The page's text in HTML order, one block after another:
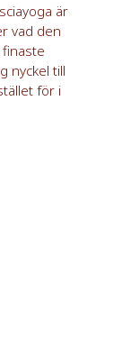
är
vad den
nyckel till
för i